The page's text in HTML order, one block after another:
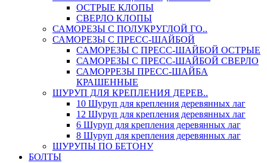
ОСТРЫЕ КЛОПЫ
СВЕРЛО КЛОПЫ
САМОРЕЗЫ С ПОЛУКРУГЛОЙ ГО..
САМОРЕЗЫ С ПРЕСС-ШАЙБОЙ
САМОРЕЗЫ С ПРЕСС-ШАЙБОЙ ОСТРЫЕ
САМОРЕЗЫ С ПРЕСС-ШАЙБОЙ СВЕРЛО
САМОРРЕЗЫ ПРЕСС-ШАЙБА
КРАШЕННЫЕ
ШУРУП ДЛЯ КРЕПЛЕНИЯ ДЕРЕВ..
10 Шуруп для крепления деревянных лаг
12 Шуруп для крепления деревянных лаг
6 Шуруп для крепления деревянных лаг
8 Шуруп для крепления деревянных лаг
ШУРУПЫ ПО БЕТОНУ
БОЛТЫ